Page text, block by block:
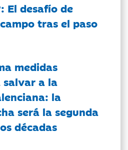
El desafío de
tras el paso
medidas
salvar a la
la
será la segunda
décadas